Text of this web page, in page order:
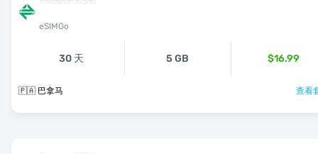
eSIMGo
30 天 5 GB $16.99
🇵🇦 巴拿马 查看